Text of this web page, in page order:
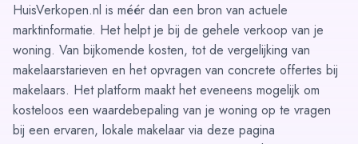
HuisVerkopen.nl is méér dan een bron van actuele
marktinformatie. Het helpt je bij de gehele verkoop van je
woning. Van bijkomende kosten, tot de vergelijking van
makelaarstarieven en het opvragen van concrete offertes bij
makelaars. Het platform maakt het eveneens mogelijk om
kosteloos een waardebepaling van je woning op te vragen
bij een ervaren, lokale makelaar via deze pagina